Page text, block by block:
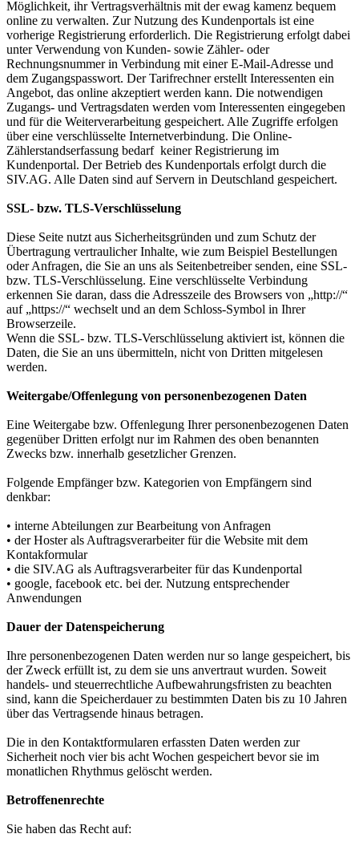
Möglichkeit, ihr Vertragsverhältnis mit der ewag kamenz bequem
online zu verwalten. Zur Nutzung des Kundenportals ist eine
vorherige Registrierung erforderlich. Die Registrierung erfolgt dabei
unter Verwendung von Kunden- sowie Zähler- oder
Rechnungsnummer in Verbindung mit einer E-Mail-Adresse und
dem Zugangspasswort. Der Tarifrechner erstellt Interessenten ein
Angebot, das online akzeptiert werden kann. Die notwendigen
Zugangs- und Vertragsdaten werden vom Interessenten eingegeben
und für die Weiterverarbeitung gespeichert. Alle Zugriffe erfolgen
über eine verschlüsselte Internetverbindung. Die Online-
Zählerstandserfassung bedarf keiner Registrierung im
Kundenportal. Der Betrieb des Kundenportals erfolgt durch die
SIV.AG. Alle Daten sind auf Servern in Deutschland gespeichert.
SSL- bzw. TLS-Verschlüsselung
Diese Seite nutzt aus Sicherheitsgründen und zum Schutz der
Übertragung vertraulicher Inhalte, wie zum Beispiel Bestellungen
oder Anfragen, die Sie an uns als Seitenbetreiber senden, eine SSL-
bzw. TLS-Verschlüsselung. Eine verschlüsselte Verbindung
erkennen Sie daran, dass die Adresszeile des Browsers von „http://“
auf „https://“ wechselt und an dem Schloss-Symbol in Ihrer
Browserzeile.
Wenn die SSL- bzw. TLS-Verschlüsselung aktiviert ist, können die
Daten, die Sie an uns übermitteln, nicht von Dritten mitgelesen
werden.
Weitergabe/Offenlegung von personenbezogenen Daten
Eine Weitergabe bzw. Offenlegung Ihrer personenbezogenen Daten
gegenüber Dritten erfolgt nur im Rahmen des oben benannten
Zwecks bzw. innerhalb gesetzlicher Grenzen.
Folgende Empfänger bzw. Kategorien von Empfängern sind
denkbar:
• interne Abteilungen zur Bearbeitung von Anfragen
• der Hoster als Auftragsverarbeiter für die Website mit dem
Kontakformular
• die SIV.AG als Auftragsverarbeiter für das Kundenportal
• google, facebook etc. bei der. Nutzung entsprechender
Anwendungen
Dauer der Datenspeicherung
Ihre personenbezogenen Daten werden nur so lange gespeichert, bis
der Zweck erfüllt ist, zu dem sie uns anvertraut wurden. Soweit
handels- und steuerrechtliche Aufbewahrungsfristen zu beachten
sind, kann die Speicherdauer zu bestimmten Daten bis zu 10 Jahren
über das Vertragsende hinaus betragen.
Die in den Kontaktformularen erfassten Daten werden zur
Sicherheit noch vier bis acht Wochen gespeichert bevor sie im
monatlichen Rhythmus gelöscht werden.
Betroffenenrechte
Sie haben das Recht auf: